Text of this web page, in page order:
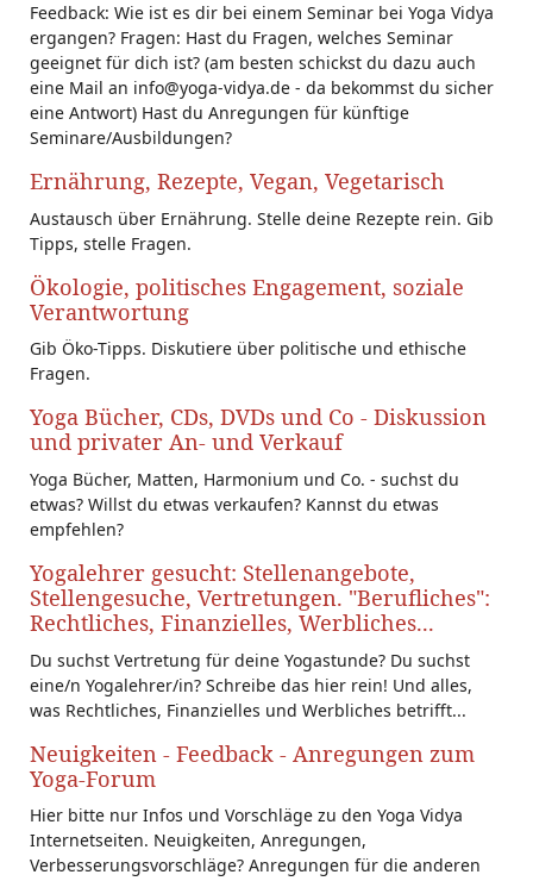
Feedback: Wie ist es dir bei einem Seminar bei Yoga Vidya
ergangen? Fragen: Hast du Fragen, welches Seminar
geeignet für dich ist? (am besten schickst du dazu auch
eine Mail an info@yoga-vidya.de - da bekommst du sicher
eine Antwort) Hast du Anregungen für künftige
Seminare/Ausbildungen?
Ernährung, Rezepte, Vegan, Vegetarisch
Austausch über Ernährung. Stelle deine Rezepte rein. Gib
Tipps, stelle Fragen.
Ökologie, politisches Engagement, soziale
Verantwortung
Gib Öko-Tipps. Diskutiere über politische und ethische
Fragen.
Yoga Bücher, CDs, DVDs und Co - Diskussion
und privater An- und Verkauf
Yoga Bücher, Matten, Harmonium und Co. - suchst du
etwas? Willst du etwas verkaufen? Kannst du etwas
empfehlen?
Yogalehrer gesucht: Stellenangebote,
Stellengesuche, Vertretungen. "Berufliches":
Rechtliches, Finanzielles, Werbliches...
Du suchst Vertretung für deine Yogastunde? Du suchst
eine/n Yogalehrer/in? Schreibe das hier rein! Und alles,
was Rechtliches, Finanzielles und Werbliches betrifft...
Neuigkeiten - Feedback - Anregungen zum
Yoga-Forum
Hier bitte nur Infos und Vorschläge zu den Yoga Vidya
Internetseiten. Neuigkeiten, Anregungen,
Verbesserungsvorschläge? Anregungen für die anderen